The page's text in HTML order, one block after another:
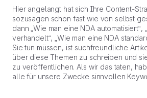
Hier angelangt hat sich Ihre Content-
sozusagen schon fast wie von selbst
dann „Wie man eine NDA automatisiert“,
verhandelt“, „Wie man eine NDA
Sie tun müssen, ist suchfreundliche
über diese Themen zu schreiben und
zu veröffentlichen. Als wir das taten,
alle für unsere Zwecke sinnvollen